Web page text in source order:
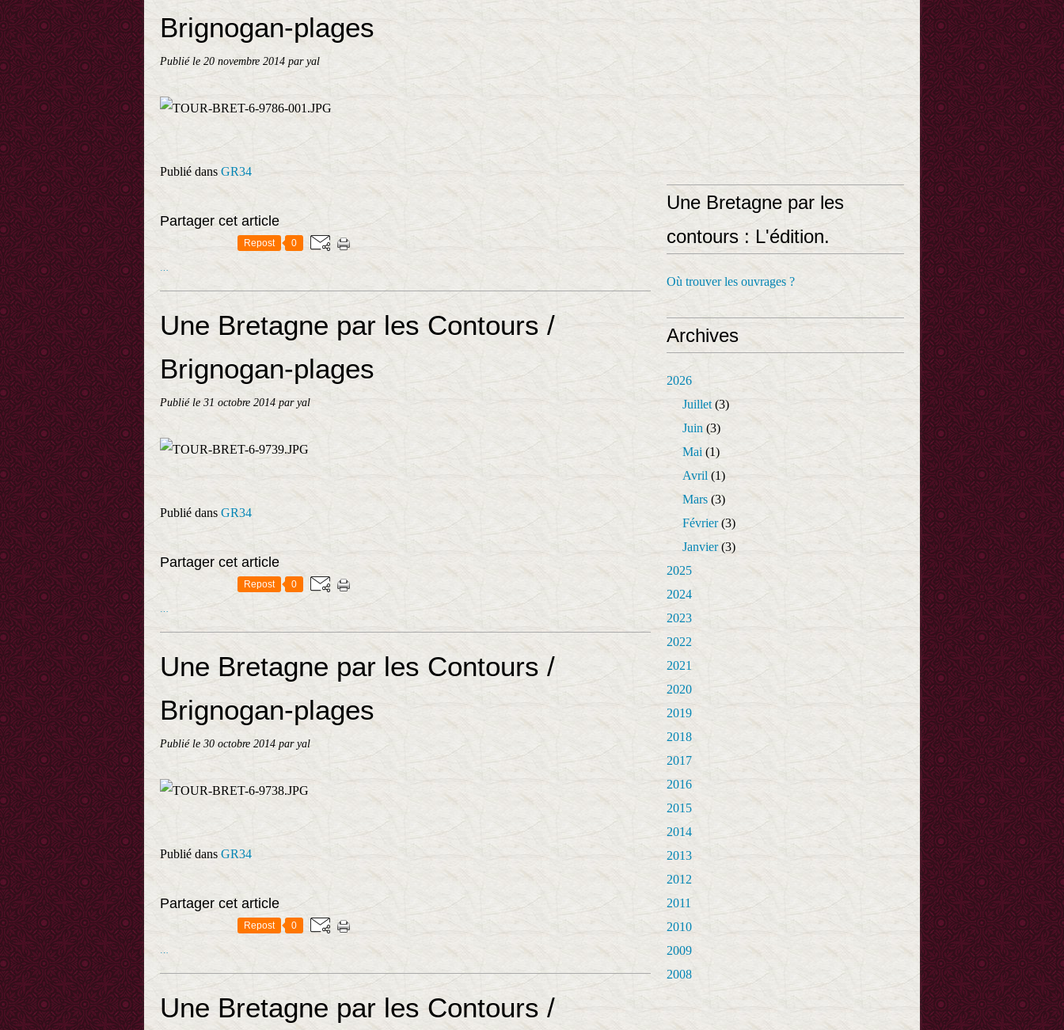
Brignogan-plages
Publié le 20 novembre 2014 par yal
Publié dans GR34
Partager cet article
Repost 0
Une Bretagne par les Contours /
Brignogan-plages
Publié le 31 octobre 2014 par yal
Publié dans GR34
Partager cet article
Repost 0
Une Bretagne par les Contours /
Brignogan-plages
Publié le 30 octobre 2014 par yal
Publié dans GR34
Partager cet article
Repost 0
Une Bretagne par les Contours /
Une Bretagne par les
contours : L'édition.
Où trouver les ouvrages ?
Archives
2026
Juillet (3)
Juin (3)
Mai (1)
Avril (1)
Mars (3)
Février(3)
Janvier(3)
2025
2024
2023
2022
2021
2020
2019
2018
2017
2016
2015
2014
2013
2012
2011
2010
2009
2008